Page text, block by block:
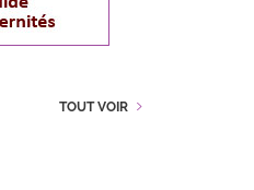
TOUT VOIR